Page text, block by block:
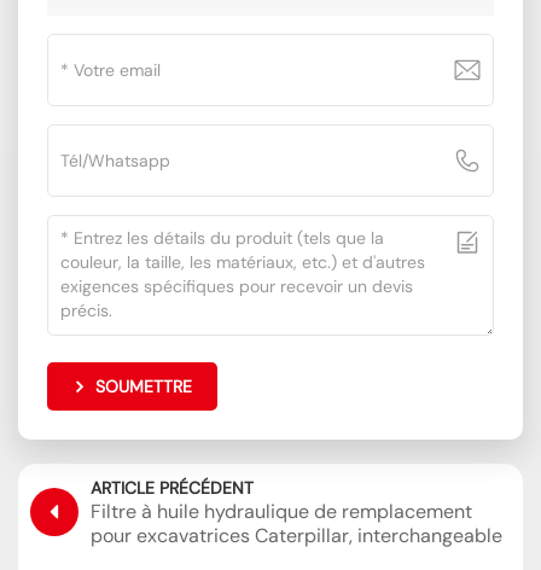
SOUMETTRE
ARTICLE PRÉCÉDENT
Filtre à huile hydraulique de remplacement
pour excavatrices Caterpillar, interchangeable